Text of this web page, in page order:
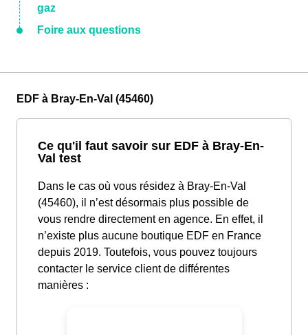
gaz
Foire aux questions
EDF à Bray-En-Val (45460)
Ce qu'il faut savoir sur EDF à Bray-En-
Val test
Dans le cas où vous résidez à Bray-En-Val
(45460), il n’est désormais plus possible de
vous rendre directement en agence. En effet, il
n’existe plus aucune boutique EDF en France
depuis 2019. Toutefois, vous pouvez toujours
contacter le service client de différentes
manières :